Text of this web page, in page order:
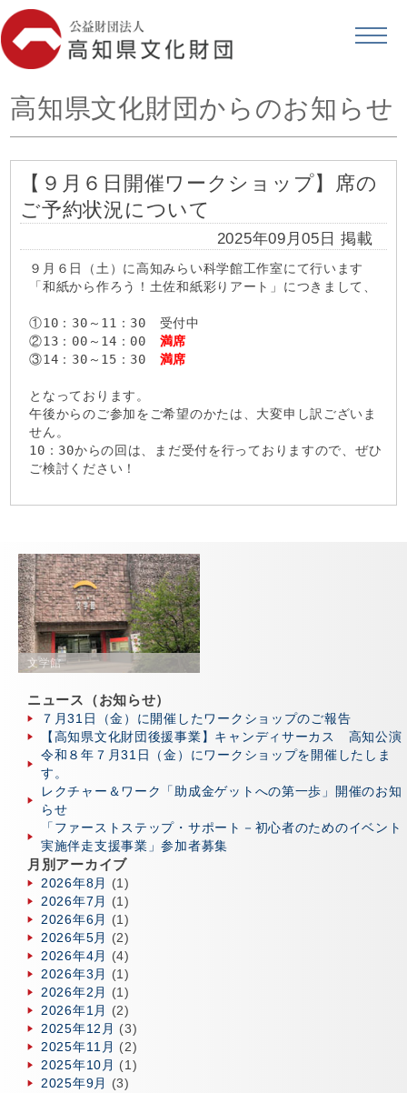
高知県文化財団からのお知らせ
【９月６日開催ワークショップ】席の
ご予約状況について
2025年09月05日 掲載
９月６日（土）に高知みらい科学館工作室にて行います
「和紙から作ろう！土佐和紙彩りアート」につきまして、
①10：30～11：30 受付中
②13：00～14：00 満席
③14：30～15：30 満席
となっております。
午後からのご参加をご希望のかたは、大変申し訳ございま
せん。
10：30からの回は、まだ受付を行っておりますので、ぜひ
ご検討ください！
文学館
ニュース（お知らせ）
７月31日（金）に開催したワークショップのご報告
【高知県文化財団後援事業】キャンディサーカス 高知公演
令和８年７月31日（金）にワークショップを開催したしま
す。
レクチャー＆ワーク「助成金ゲットへの第一歩」開催のお知
らせ
「ファーストステップ・サポート－初心者のためのイベント
実施伴走支援事業」参加者募集
月別アーカイブ
2026年8月
(1)
2026年7月
(1)
2026年6月
(1)
2026年5月
(2)
2026年4月
(4)
2026年3月
(1)
2026年2月
(1)
2026年1月
(2)
2025年12月 (3)
2025年11月 (2)
2025年10月 (1)
2025年9月
(3)